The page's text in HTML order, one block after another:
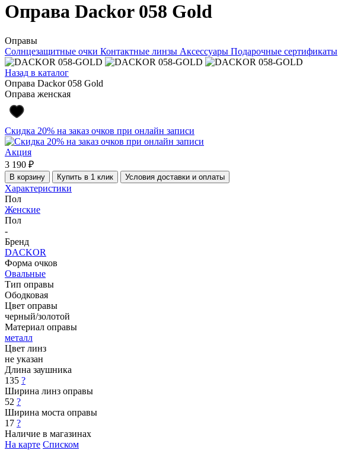
Оправа Dackor 058 Gold
Оправы
Солнцезащитные очки Контактные линзы Аксессуары Подарочные сертификаты
Назад в каталог
Оправа Dackor 058 Gold
Оправа женская
Скидка 20% на заказ очков при онлайн записи
Акция
3 190 ₽
В корзину Купить в 1 клик Условия доставки и оплаты
Характеристики
Пол
Женские
Пол
-
Бренд
DACKOR
Форма очков
Овальные
Тип оправы
Ободковая
Цвет оправы
черный/золотой
Материал оправы
металл
Цвет линз
не указан
Длина заушника
135 ?
Ширина линз оправы
52 ?
Ширина моста оправы
17 ?
Наличие в магазинах
На карте Списком